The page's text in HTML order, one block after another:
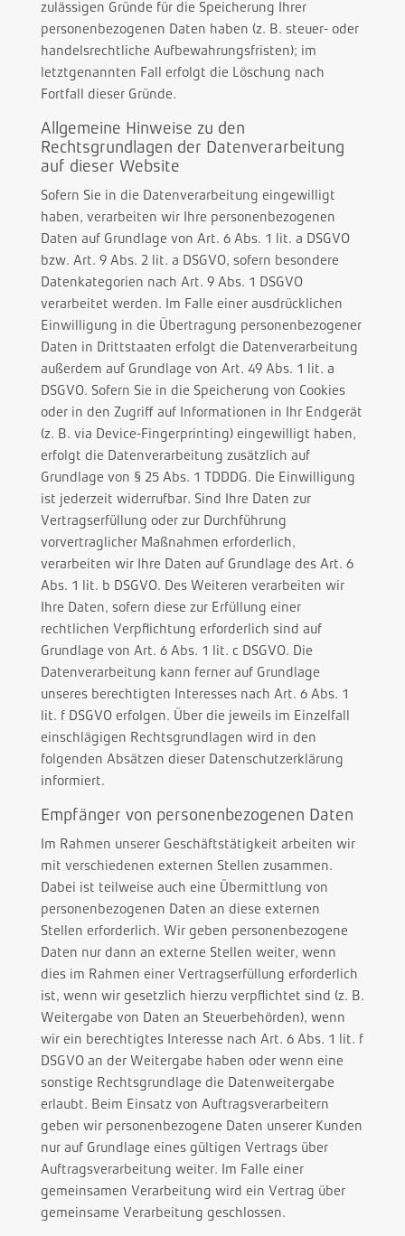
zulässigen Gründe für die Speicherung Ihrer
personenbezogenen Daten haben (z. B. steuer- oder
handelsrechtliche Aufbewahrungsfristen); im
letztgenannten Fall erfolgt die Löschung nach
Fortfall dieser Gründe.
Allgemeine Hinweise zu den
Rechtsgrundlagen der Datenverarbeitung
auf dieser Website
Sofern Sie in die Datenverarbeitung eingewilligt
haben, verarbeiten wir Ihre personenbezogenen
Daten auf Grundlage von Art. 6 Abs. 1 lit. a DSGVO
bzw. Art. 9 Abs. 2 lit. a DSGVO, sofern besondere
Datenkategorien nach Art. 9 Abs. 1 DSGVO
verarbeitet werden. Im Falle einer ausdrücklichen
Einwilligung in die Übertragung personenbezogener
Daten in Drittstaaten erfolgt die Datenverarbeitung
außerdem auf Grundlage von Art. 49 Abs. 1 lit. a
DSGVO. Sofern Sie in die Speicherung von Cookies
oder in den Zugriff auf Informationen in Ihr Endgerät
(z. B. via Device-Fingerprinting) eingewilligt haben,
erfolgt die Datenverarbeitung zusätzlich auf
Grundlage von § 25 Abs. 1 TDDDG. Die Einwilligung
ist jederzeit widerrufbar. Sind Ihre Daten zur
Vertragserfüllung oder zur Durchführung
vorvertraglicher Maßnahmen erforderlich,
verarbeiten wir Ihre Daten auf Grundlage des Art. 6
Abs. 1 lit. b DSGVO. Des Weiteren verarbeiten wir
Ihre Daten, sofern diese zur Erfüllung einer
rechtlichen Verpflichtung erforderlich sind auf
Grundlage von Art. 6 Abs. 1 lit. c DSGVO. Die
Datenverarbeitung kann ferner auf Grundlage
unseres berechtigten Interesses nach Art. 6 Abs. 1
lit. f DSGVO erfolgen. Über die jeweils im Einzelfall
einschlägigen Rechtsgrundlagen wird in den
folgenden Absätzen dieser Datenschutzerklärung
informiert.
Empfänger von personenbezogenen Daten
Im Rahmen unserer Geschäftstätigkeit arbeiten wir
mit verschiedenen externen Stellen zusammen.
Dabei ist teilweise auch eine Übermittlung von
personenbezogenen Daten an diese externen
Stellen erforderlich. Wir geben personenbezogene
Daten nur dann an externe Stellen weiter, wenn
dies im Rahmen einer Vertragserfüllung erforderlich
ist, wenn wir gesetzlich hierzu verpflichtet sind (z. B.
Weitergabe von Daten an Steuerbehörden), wenn
wir ein berechtigtes Interesse nach Art. 6 Abs. 1 lit. f
DSGVO an der Weitergabe haben oder wenn eine
sonstige Rechtsgrundlage die Datenweitergabe
erlaubt. Beim Einsatz von Auftragsverarbeitern
geben wir personenbezogene Daten unserer Kunden
nur auf Grundlage eines gültigen Vertrags über
Auftragsverarbeitung weiter. Im Falle einer
gemeinsamen Verarbeitung wird ein Vertrag über
gemeinsame Verarbeitung geschlossen.